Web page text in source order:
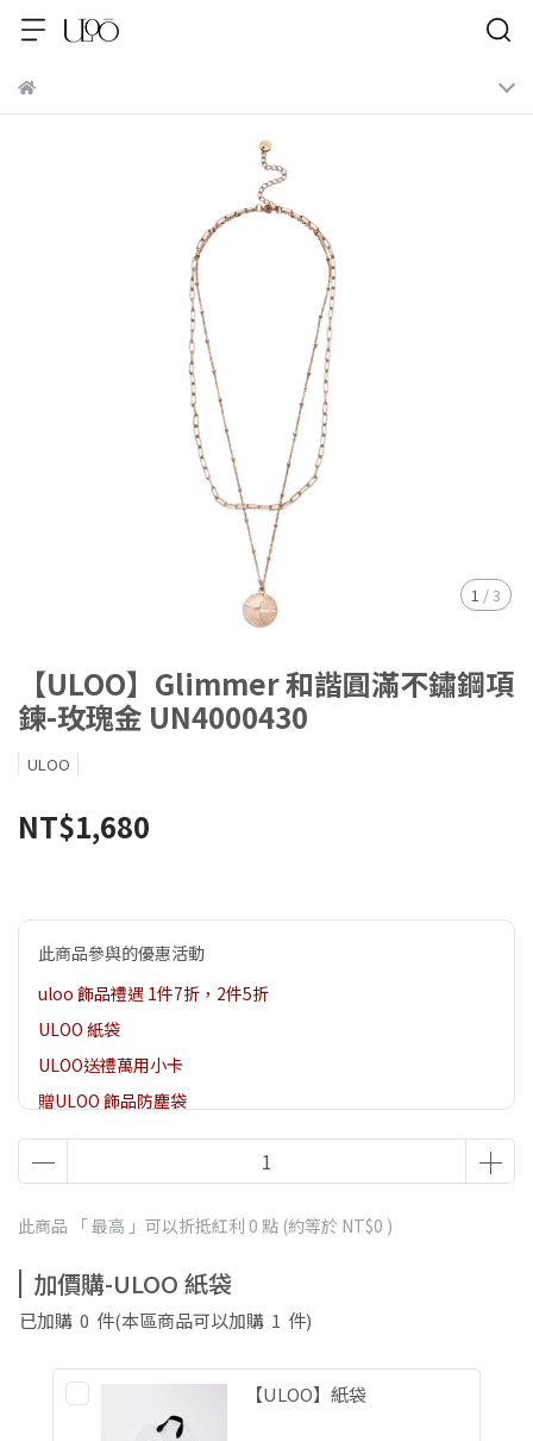
1 /3
【ULOO】Glimmer 和諧圓滿不鏽鋼項
鍊-玫瑰金 UN4000430
ULOO
NT$1,680
此商品參與的優惠活動
uloo 飾品禮遇 1件7折，2件5折
ULOO 紙袋
ULOO送禮萬用小卡
贈ULOO 飾品防塵袋
贈ULOO 項鍊/手鍊飾品盒
此商品 「 最高 」可以折抵紅利 0 點 (約等於 NT$0 )
加價購-ULOO 紙袋
已加購 0 件(本區商品可以加購 1 件)
【ULOO】紙袋